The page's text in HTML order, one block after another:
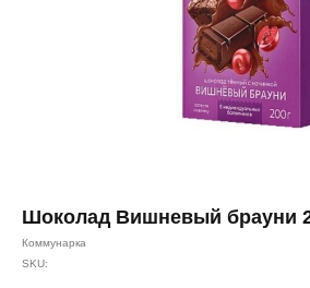
Шоколад Вишневый брауни
Коммунарка
SKU: